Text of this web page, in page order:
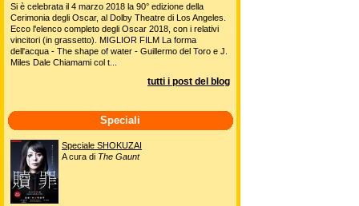
Si è celebrata il 4 marzo 2018 la 90° edizione della
Cerimonia degli Oscar, al Dolby Theatre di Los Angeles.
Ecco l'elenco completo degli Oscar 2018, con i relativi
vincitori (in grassetto). MIGLIOR FILM La forma
dell'acqua - The shape of water - Guillermo del Toro e J.
Miles Dale Chiamami col t...
tutti i post del blog
Speciali
Speciale SHOKUZAI
A cura di The Gaunt